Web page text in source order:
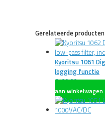
Gerelateerde producten
Kyoritsu 1061
logging functie
€499,00 excl. BTW€
aan winkelwagen